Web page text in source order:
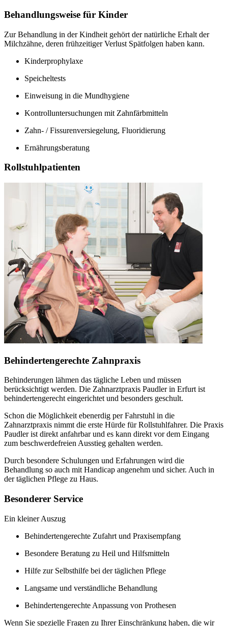
Behandlungsweise für Kinder
Zur Behandlung in der Kindheit gehört der natürliche Erhalt der
Milchzähne, deren frühzeitiger Verlust Spätfolgen haben kann.
Kinderprophylaxe
Speicheltests
Einweisung in die Mundhygiene
Kontrolluntersuchungen mit Zahnfärbmitteln
Zahn- / Fissurenversiegelung, Fluoridierung
Ernährungsberatung
Rollstuhlpatienten
Behindertengerechte Zahnpraxis
Behinderungen lähmen das tägliche Leben und müssen
berücksichtigt werden. Die Zahnarztpraxis Paudler in Erfurt ist
behindertengerecht eingerichtet und besonders geschult.
Schon die Möglichkeit ebenerdig per Fahrstuhl in die
Zahnarztpraxis nimmt die erste Hürde für Rollstuhlfahrer. Die Praxis
Paudler ist direkt anfahrbar und es kann direkt vor dem Eingang
zum beschwerdefreien Ausstieg gehalten werden.
Durch besondere Schulungen und Erfahrungen wird die
Behandlung so auch mit Handicap angenehm und sicher. Auch in
der täglichen Pflege zu Haus.
Besonderer Service
Ein kleiner Auszug
Behindertengerechte Zufahrt und Praxisempfang
Besondere Beratung zu Heil und Hilfsmitteln
Hilfe zur Selbsthilfe bei der täglichen Pflege
Langsame und verständliche Behandlung
Behindertengerechte Anpassung von Prothesen
Wenn Sie spezielle Fragen zu Ihrer Einschränkung haben, die wir